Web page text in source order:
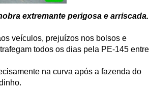
extremante perigosa e arriscada.
veículos, prejuízos nos bolsos e
todos os dias pela PE-145 entre
na curva após a fazenda do